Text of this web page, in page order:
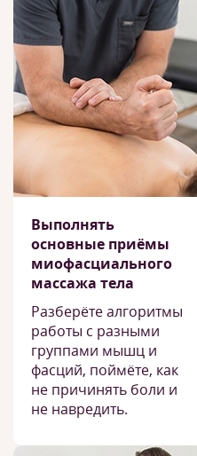
Выполнять
основные приёмы
миофасциального
массажа тела
Разберёте алгоритмы
работы с разными
группами мышц и
фасций, поймёте, как
не причинять боли и
не навредить.